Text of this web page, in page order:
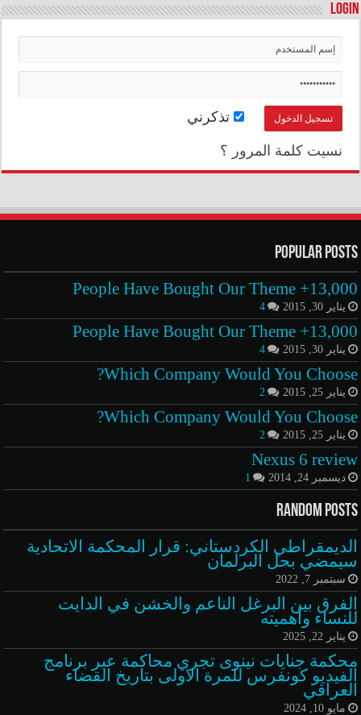
Login
تذكرني
نسيت كلمة المرور ؟
Popular Posts
13,000+ People Have Bought Our Theme
يناير 30, 2015 4
13,000+ People Have Bought Our Theme
يناير 30, 2015 4
Which Company Would You Choose?
يناير 25, 2015 2
Which Company Would You Choose?
يناير 25, 2015 2
Nexus 6 review
ديسمبر 24, 2014 1
Random Posts
الديمقراطي الكردستاني: قرار المحكمة الاتحادية
سيمضي بحل البرلمان
سبتمبر 7, 2022
الفرق بين البرغل الناعم والخشن في الدايت
للنساء وأهميته
يناير 22, 2025
محكمة جنايات نينوى تجري محاكمة عبر برنامج
الفيديو كونفرس للمرة الاولى بتاريخ القضاء
العراقي
مايو 10, 2024